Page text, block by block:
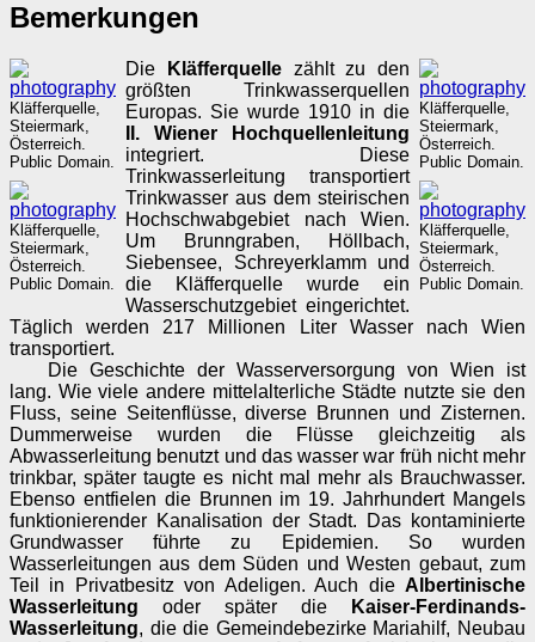
Bemerkungen
Kläfferquelle,
Steiermark,
Österreich.
Public Domain.
Kläfferquelle,
Steiermark,
Österreich.
Public Domain.
Kläfferquelle,
Steiermark,
Österreich.
Public Domain.
Kläfferquelle,
Steiermark,
Österreich.
Public Domain.
Die Kläfferquellezählt zu den
größten Trinkwasserquellen
Europas. Sie wurde 1910 in die
II. Wiener Hochquellenleitung
integriert. Diese
Trinkwasserleitung transportiert
Trinkwasser aus dem steirischen
Hochschwabgebiet nach Wien.
Um Brunngraben, Höllbach,
Siebensee, Schreyerklamm und
die Kläfferquelle wurde ein
Wasserschutzgebiet eingerichtet.
Täglich werden 217 Millionen Liter Wasser nach Wien
transportiert.
Die Geschichte der Wasserversorgung von Wien ist
lang. Wie viele andere mittelalterliche Städte nutzte sie den
Fluss, seine Seitenflüsse, diverse Brunnen und Zisternen.
Dummerweise wurden die Flüsse gleichzeitig als
Abwasserleitung benutzt und das wasser war früh nicht mehr
trinkbar, später taugte es nicht mal mehr als Brauchwasser.
Ebenso entfielen die Brunnen im 19. Jahrhundert Mangels
funktionierender Kanalisation der Stadt. Das kontaminierte
Grundwasser führte zu Epidemien. So wurden
Wasserleitungen aus dem Süden und Westen gebaut, zum
Teil in Privatbesitz von Adeligen. Auch die Albertinische
Wasserleitung oder später die
Kaiser-Ferdinands-
Wasserleitung, die die Gemeindebezirke Mariahilf, Neubau